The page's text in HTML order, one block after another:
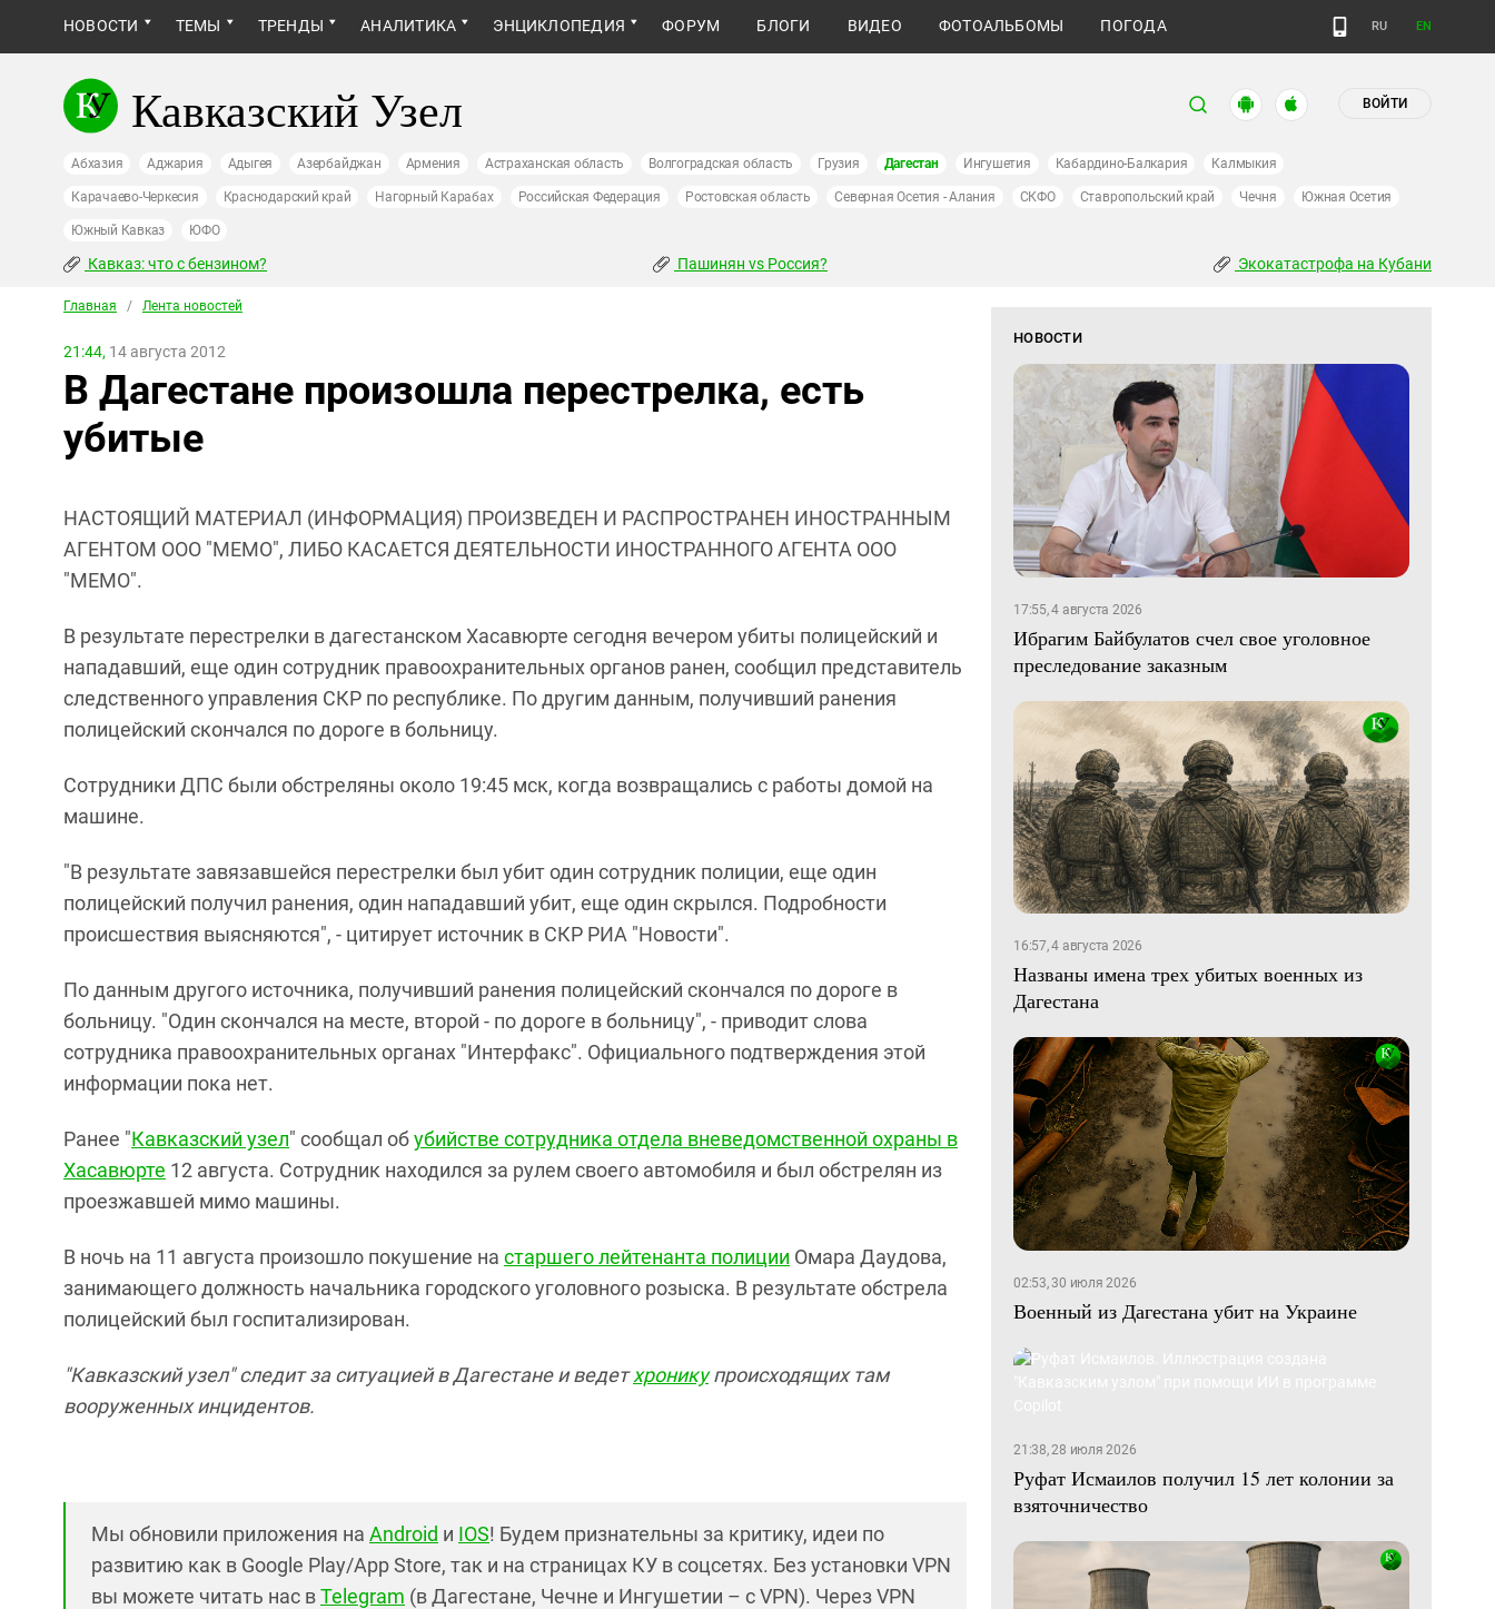
НОВОСТИ ТЕМЫ ТРЕНДЫ АНАЛИТИКА ЭНЦИКЛОПЕДИЯ ФОРУМ БЛОГИ ВИДЕО ФОТОАЛЬБОМЫ ПОГОДА RU EN
Кавказский Узел ВОЙТИ
Абхазия Аджария Адыгея Азербайджан Армения Астраханская область Волгоградская область Грузия Дагестан Ингушетия Кабардино-Балкария Калмыкия
Карачаево-Черкесия Краснодарский край Нагорный Карабах Российская Федерация Ростовская область Северная Осетия - Алания СКФО Ставропольский край Чечня Южная Осетия
Южный Кавказ ЮФО
Кавказ: что с бензином? Пашинян vs Россия? Экокатастрофа на Кубани
Главная / Лента новостей
21:44, 14 августа 2012
В Дагестане произошла перестрелка, есть
убитые
НАСТОЯЩИЙ МАТЕРИАЛ (ИНФОРМАЦИЯ) ПРОИЗВЕДЕН И РАСПРОСТРАНЕН ИНОСТРАННЫМ
АГЕНТОМ ООО "МЕМО", ЛИБО КАСАЕТСЯ ДЕЯТЕЛЬНОСТИ ИНОСТРАННОГО АГЕНТА ООО
"МЕМО".
В результате перестрелки в дагестанском Хасавюрте сегодня вечером убиты полицейский и
нападавший, еще один сотрудник правоохранительных органов ранен, сообщил представитель
следственного управления СКР по республике. По другим данным, получивший ранения
полицейский скончался по дороге в больницу.
Сотрудники ДПС были обстреляны около 19:45 мск, когда возвращались с работы домой на
машине.
"В результате завязавшейся перестрелки был убит один сотрудник полиции, еще один
полицейский получил ранения, один нападавший убит, еще один скрылся. Подробности
происшествия выясняются", - цитирует источник в СКР РИА "Новости".
По данным другого источника, получивший ранения полицейский скончался по дороге в
больницу. "Один скончался на месте, второй - по дороге в больницу", - приводит слова
сотрудника правоохранительных органах "Интерфакс". Официального подтверждения этой
информации пока нет.
Ранее "Кавказский узел" сообщал обубийстве сотрудника отдела вневедомственной охраны в
Хасавюрте 12 августа. Сотрудник находился за рулем своего автомобиля и был обстрелян из
проезжавшей мимо машины.
В ночь на 11 августа произошло покушение на старшего лейтенанта полиции Омара Даудова,
занимающего должность начальника городского уголовного розыска. В результате обстрела
полицейский был госпитализирован.
"Кавказский узел" следит за ситуацией в Дагестане и ведетхроникупроисходящих там
вооруженных инцидентов.
Мы обновили приложения на Android и IOS! Будем признательны за критику, идеи по
развитию как в Google Play/App Store, так и на страницах КУ в соцсетях. Без установки VPN
вы можете читать нас вTelegram (в Дагестане, Чечне и Ингушетии – с VPN). Через VPN
НОВОСТИ
17:55, 4 августа 2026
Ибрагим Байбулатов счел свое уголовное
преследование заказным
16:57, 4 августа 2026
Названы имена трех убитых военных из
Дагестана
02:53, 30 июля 2026
Военный из Дагестана убит на Украине
21:38, 28 июля 2026
Руфат Исмаилов получил 15 лет колонии за
взяточничество